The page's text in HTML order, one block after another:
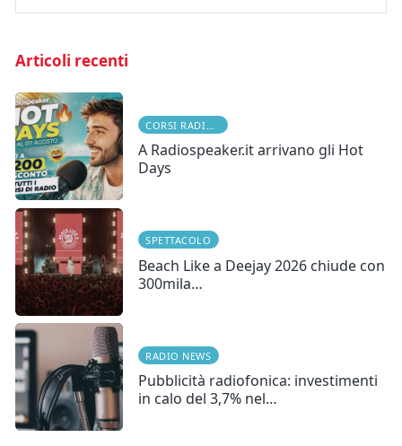
Articoli recenti
A Radiospeaker.it arrivano gli Hot
Days
SPETTACOLO
Beach Like a Deejay 2026 chiude con
300mila…
RADIO NEWS
Pubblicità radiofonica: investimenti
in calo del 3,7% nel…